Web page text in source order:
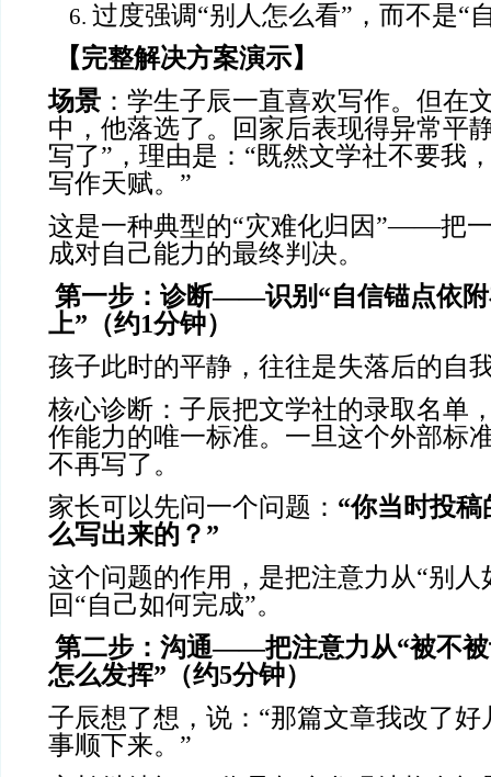
过度强调“别人怎么看”，而不是“
【完整解决方案演示】
场景 ：学生子辰一直喜欢写作。但在
中，他落选了。回家后表现得异常平
写了”，理由是：“既然文学社不要我
写作天赋。”
这是一种典型的“灾难化归因”——把
成对自己能力的最终判决。
第一步：诊断——识别“自信锚点依附
上”（约1分钟）
孩子此时的平静，往往是失落后的自
核心诊断：子辰把文学社的录取名单
作能力的唯一标准。一旦这个外部标
不再写了。
家长可以先问一个问题： “你当时投
么写出来的？”
这个问题的作用，是把注意力从“别人
回“自己如何完成”。
第二步：沟通——把注意力从“被不被
怎么发挥”（约5分钟）
子辰想了想，说：“那篇文章我改了
事顺下来。”